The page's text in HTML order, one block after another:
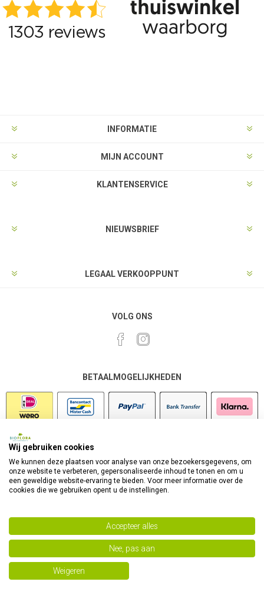
INFORMATIE
MIJN ACCOUNT
KLANTENSERVICE
NIEUWSBRIEF
LEGAAL VERKOOPPUNT
VOLG ONS
BETAALMOGELIJKHEDEN
Powered bynopCommerce
Copyright 2026 Bioflora Health Products. Alle rechten
Wij gebruiken cookies
We kunnen deze plaatsen voor analyse van onze bezoekersgegevens, om
onze website te verbeteren, gepersonaliseerde inhoud te tonen en om u
een geweldige website-ervaring te bieden. Voor meer informatie over de
cookies die we gebruiken opent u de instellingen.
Accepteer alles
Nee, pas aan
Weigeren